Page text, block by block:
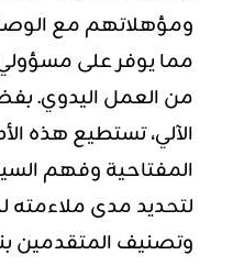
ومؤهلاتهم مع
مما يوفر على
من العمل اليدوي.
الآلي، تستطيع هذه
المفتاحية وفهم
لتحديد مدى ملاءمته
وتصنيف المتقدمين